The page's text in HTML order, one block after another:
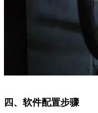
四、软件配置步骤